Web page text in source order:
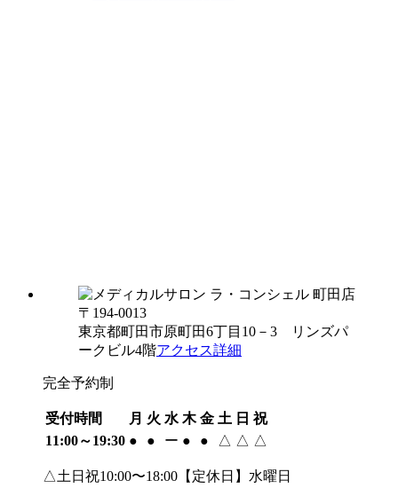
〒194-0013
東京都町田市原町田6丁目10－3 リンズパ
ークビル4階アクセス詳細
完全予約制
受付時間 月 火 水 木 金 土 日 祝
11:00～19:30 ● ● ー ● ● △ △ △
△土日祝10:00〜18:00【定休日】水曜日